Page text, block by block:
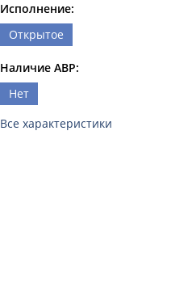
Исполнение:
Открытое
Наличие АВР:
Нет
Все характеристики